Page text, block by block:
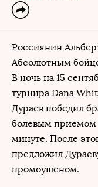
Россиянин
Абсолютным
В ночь на 15
турнира Dana
Дураев победил
болевым приемом
минуте. После
предложил
промоушеном.